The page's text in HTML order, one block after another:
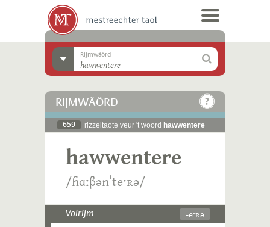
Rijmwäörd
RIJMWÄÖRD
659 rizzeltaote veur 't woord hawwentere
hawwentere
/ɦɑːβənˈteˑʀə/
Volrijm -eˑʀə